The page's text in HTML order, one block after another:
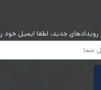
جدید، لطفا ایمیل خود را